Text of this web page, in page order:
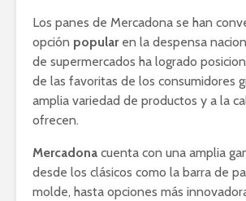
Los panes de Mercadona se han
opción popularen la despensa
de supermercados ha logrado
de las favoritas de los consumidores
amplia variedad de productos y a la
ofrecen.
Mercadona cuenta con una amplia
desde los clásicos como la barra de
molde, hasta opciones más